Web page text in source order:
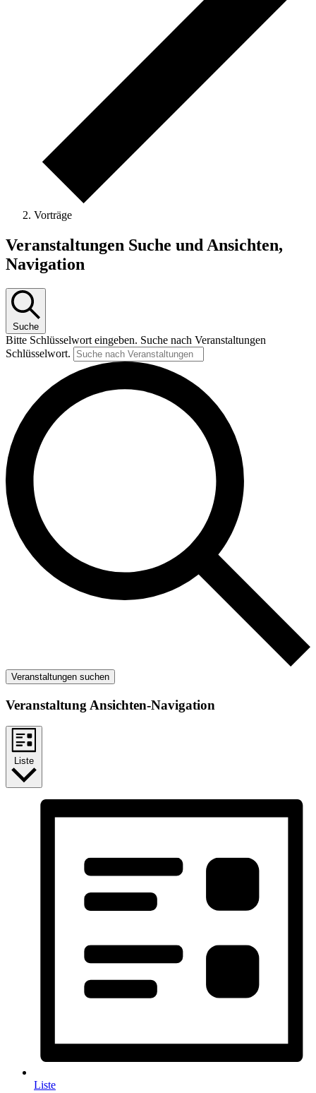
Vorträge
Veranstaltungen
Veranstaltungen Suche und Ansichten,
Navigation
Suche
Bitte Schlüsselwort eingeben. Suche nach Veranstaltungen
Schlüsselwort.
Veranstaltungen suchen
Veranstaltung Ansichten-Navigation
Liste
Liste